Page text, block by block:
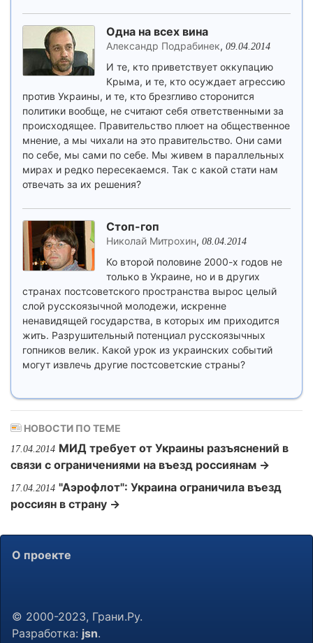
Одна на всех вина
Александр Подрабинек, 09.04.2014
И те, кто приветствует оккупацию
Крыма, и те, кто осуждает агрессию
против Украины, и те, кто брезгливо сторонится
политики вообще, не считают себя ответственными за
происходящее. Правительство плюет на общественное
мнение, а мы чихали на это правительство. Они сами
по себе, мы сами по себе. Мы живем в параллельных
мирах и редко пересекаемся. Так с какой стати нам
отвечать за их решения?
Стоп-гоп
Николай Митрохин, 08.04.2014
Ко второй половине 2000-х годов не
только в Украине, но и в других
странах постсоветского пространства вырос целый
слой русскоязычной молодежи, искренне
ненавидящей государства, в которых им приходится
жить. Разрушительный потенциал русскоязычных
гопников велик. Какой урок из украинских событий
могут извлечь другие постсоветские страны?
НОВОСТИ ПО ТЕМЕ
17.04.2014 МИД требует от Украины разъяснений в
связи с ограничениями на въезд россиянам →
17.04.2014 "Аэрофлот": Украина ограничила въезд
россиян в страну →
О проекте
© 2000-2023, Грани.Ру.
Разработка: jsn.